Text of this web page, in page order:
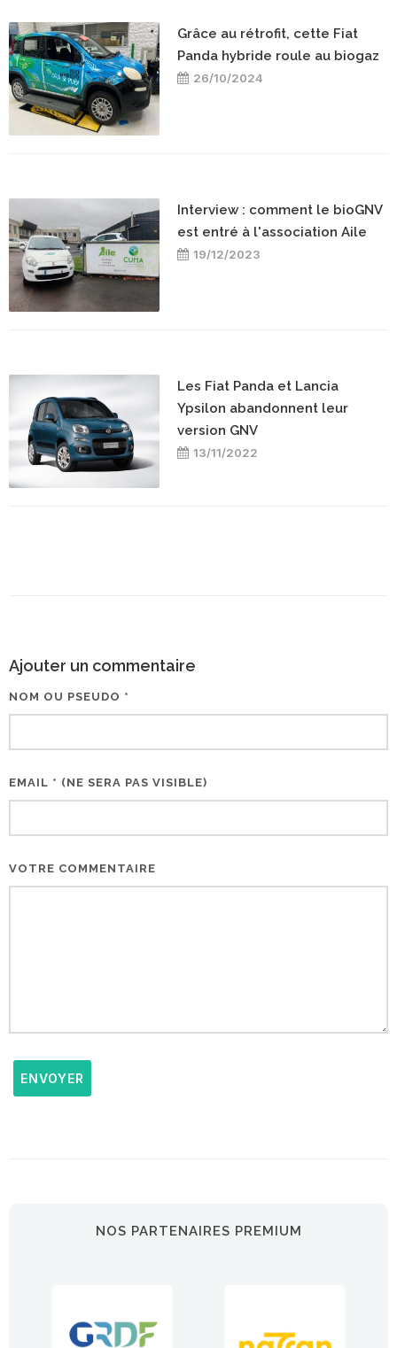
Grâce au rétrofit, cette Fiat
Panda hybride roule au biogaz
26/10/2024
Interview : comment le bioGNV
est entré à l'association Aile
19/12/2023
Les Fiat Panda et Lancia
Ypsilon abandonnent leur
version GNV
13/11/2022
Ajouter un commentaire
NOM OU PSEUDO *
EMAIL * (NE SERA PAS VISIBLE)
VOTRE COMMENTAIRE
ENVOYER
NOS PARTENAIRES PREMIUM